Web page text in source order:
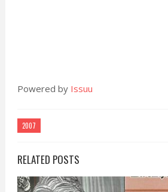
Powered by Issuu
2007
RELATED POSTS